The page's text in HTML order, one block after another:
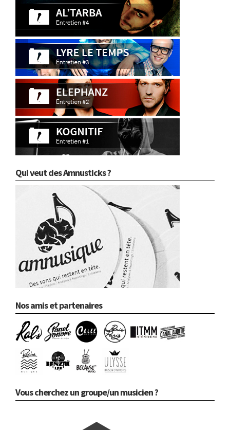
Qui veut des Amnusticks ?
Nos amis et partenaires
Vous cherchez un groupe/un musicien ?